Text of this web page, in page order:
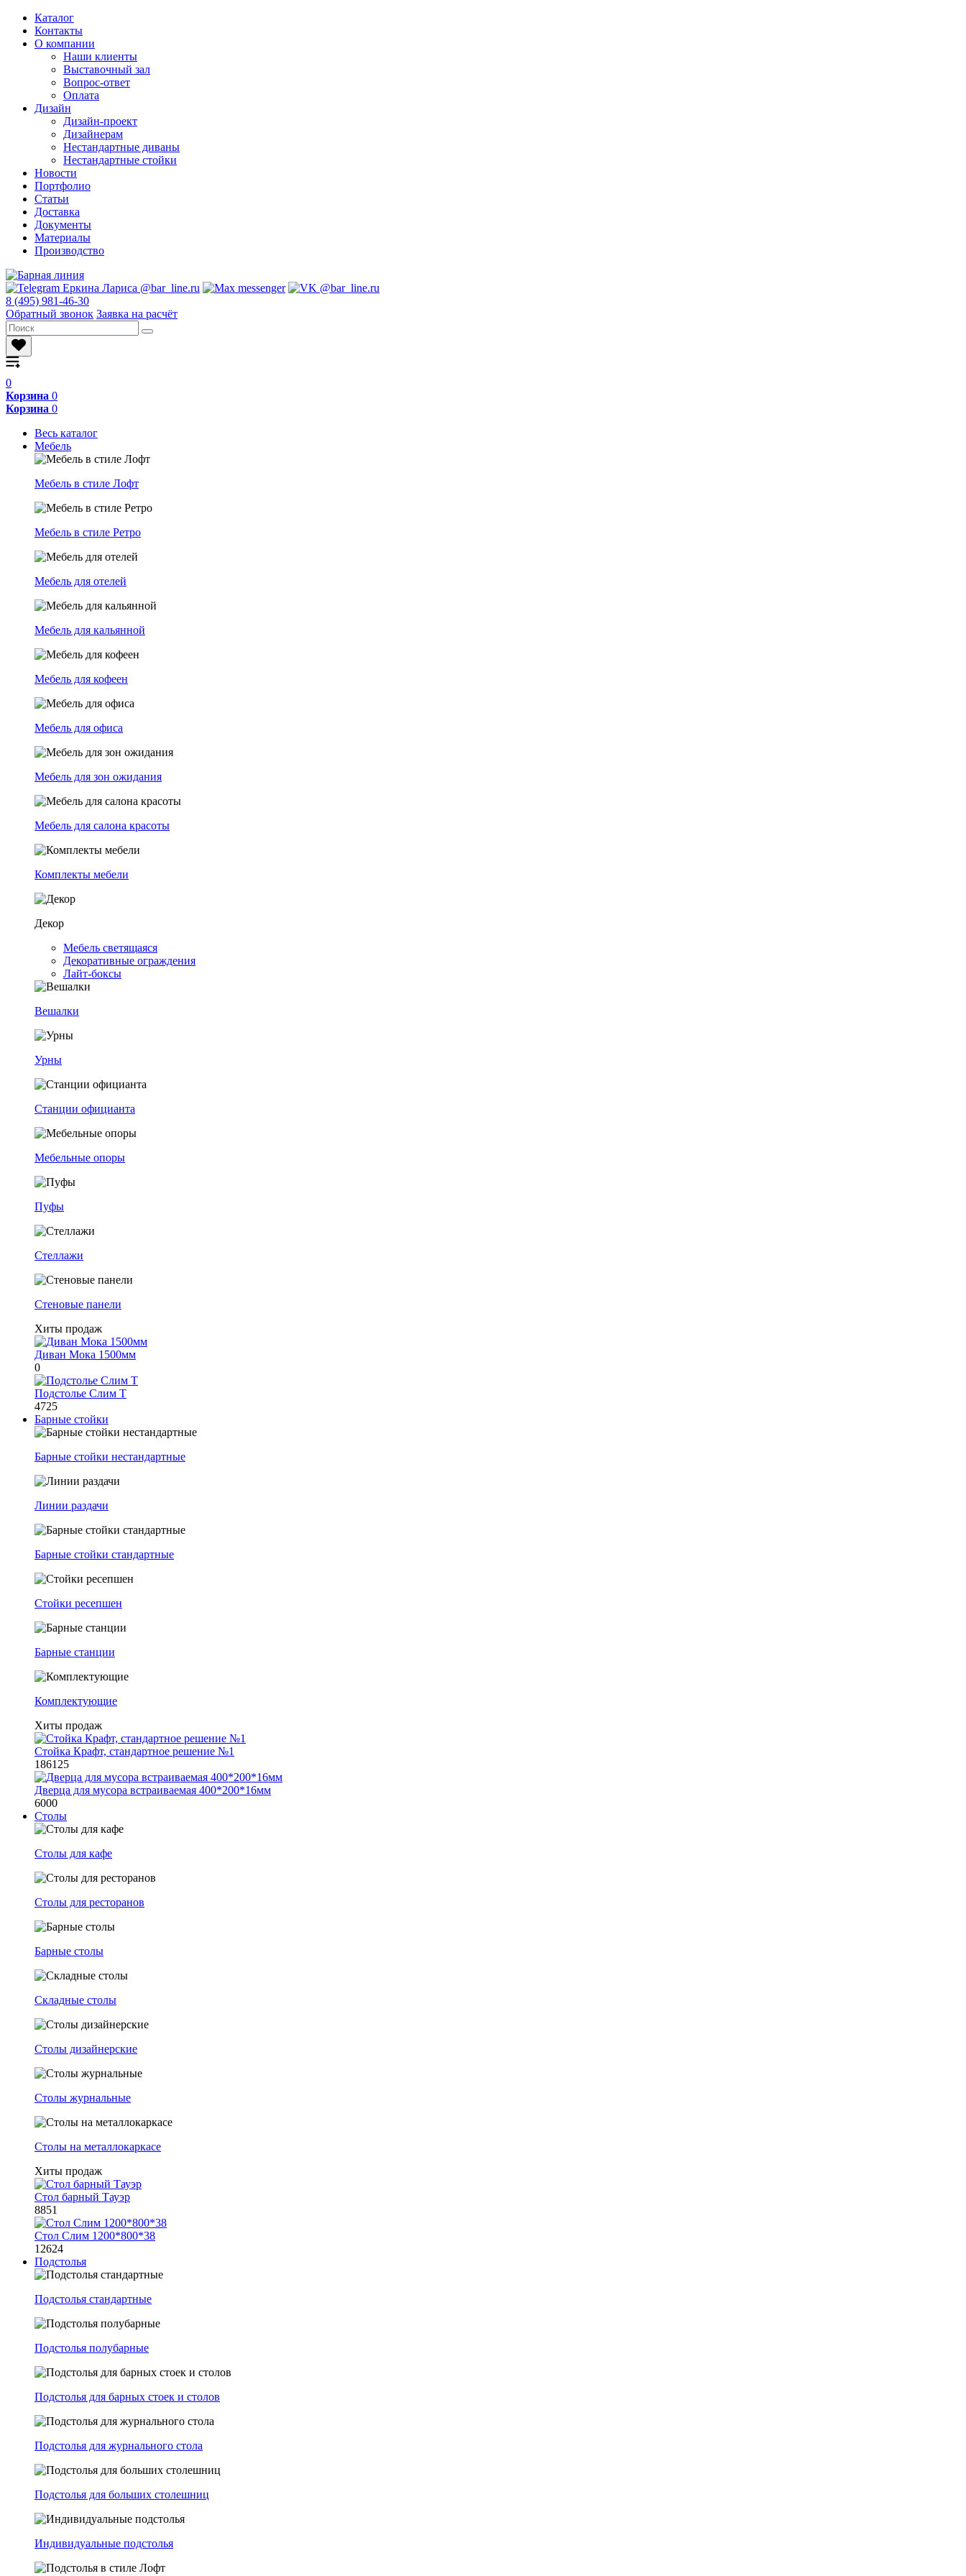
Каталог
Контакты
О компании
Наши клиенты
Выставочный зал
Вопрос-ответ
Оплата
Дизайн
Дизайн-проект
Дизайнерам
Нестандартные диваны
Нестандартные стойки
Новости
Портфолио
Статьи
Доставка
Документы
Материалы
Производство
8 (495) 981-46-30
Обратный звонок Заявка на расчёт
0
Корзина 0
Корзина 0
Весь каталог
Мебель
Мебель в стиле Лофт
Мебель в стиле Ретро
Мебель для отелей
Мебель для кальянной
Мебель для кофеен
Мебель для офиса
Мебель для зон ожидания
Мебель для салона красоты
Комплекты мебели
Декор
Мебель светящаяся
Декоративные ограждения
Лайт-боксы
Вешалки
Урны
Станции официанта
Мебельные опоры
Пуфы
Стеллажи
Стеновые панели
Хиты продаж
Диван Мока 1500мм
0
Подстолье Слим Т
4725
Барные стойки
Барные стойки нестандартные
Линии раздачи
Барные стойки стандартные
Стойки ресепшен
Барные станции
Комплектующие
Хиты продаж
Стойка Крафт, стандартное решение №1
186125
Дверца для мусора встраиваемая 400*200*16мм
6000
Столы
Столы для кафе
Столы для ресторанов
Барные столы
Складные столы
Столы дизайнерские
Столы журнальные
Столы на металлокаркасе
Хиты продаж
Стол барный Тауэр
8851
Стол Слим 1200*800*38
12624
Подстолья
Подстолья стандартные
Подстолья полубарные
Подстолья для барных стоек и столов
Подстолья для журнального стола
Подстолья для больших столешниц
Индивидуальные подстолья